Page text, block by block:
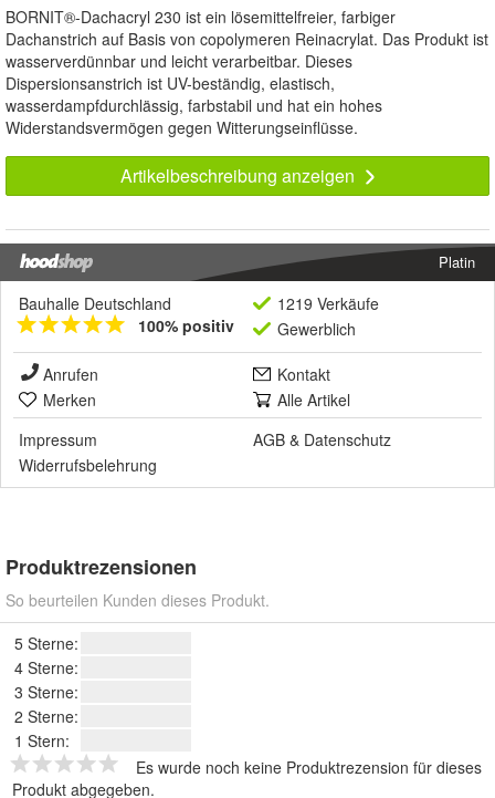
BORNIT®-Dachacryl 230 ist ein lösemittelfreier, farbiger
Dachanstrich auf Basis von copolymeren Reinacrylat. Das Produkt ist
wasserverdünnbar und leicht verarbeitbar. Dieses
Dispersionsanstrich ist UV-beständig, elastisch,
wasserdampfdurchlässig, farbstabil und hat ein hohes
Widerstandsvermögen gegen Witterungseinflüsse.
Artikelbeschreibung anzeigen
Platin
Bauhalle Deutschland
100% positiv
1219 Verkäufe
Gewerblich
Anrufen
Kontakt
Merken
Alle Artikel
Impressum
AGB & Datenschutz
Widerrufsbelehrung
Produktrezensionen
So beurteilen Kunden dieses Produkt.
5 Sterne:
4 Sterne:
3 Sterne:
2 Sterne:
1 Stern:
Es wurde noch keine Produktrezension für dieses
Produkt abgegeben.